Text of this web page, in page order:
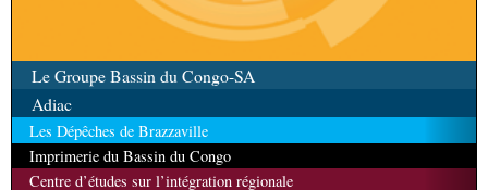
Le Groupe Bassin du Congo-SA
Adiac
Les Dépêches de Brazzaville
Imprimerie du Bassin du Congo
Centre d’études sur l’intégration régionale